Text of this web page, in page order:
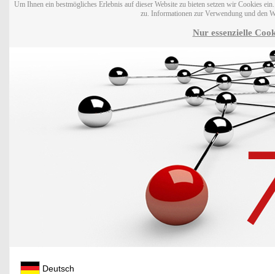
Um Ihnen ein bestmögliches Erlebnis auf dieser Website zu bieten setzen wir Cookies
zu. Informationen zur Verwendung und den
Nur essenzielle
Deutsch